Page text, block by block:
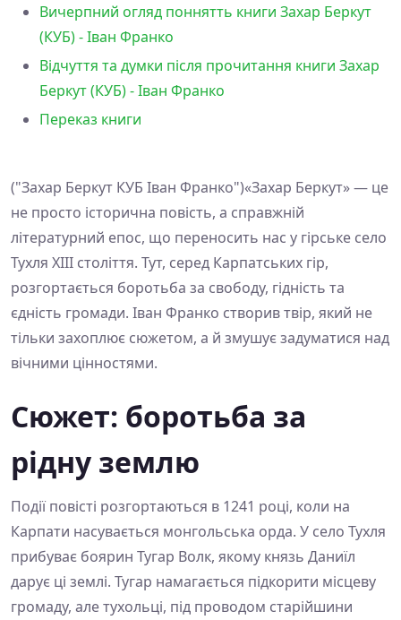
Вичерпний огляд поннятть книги Захар Беркут
(КУБ) - Іван Франко
Відчуття та думки після прочитання книги Захар
Беркут (КУБ) - Іван Франко
Переказ книги
("Захар Беркут КУБ Іван Франко")«Захар Беркут» — це
не просто історична повість, а справжній
літературний епос, що переносить нас у гірське село
Тухля XIII століття. Тут, серед Карпатських гір,
розгортається боротьба за свободу, гідність та
єдність громади. Іван Франко створив твір, який не
тільки захоплює сюжетом, а й змушує задуматися над
вічними цінностями.
Сюжет: боротьба за
рідну землю
Події повісті розгортаються в 1241 році, коли на
Карпати насувається монгольська орда. У село Тухля
прибуває боярин Тугар Волк, якому князь Даниїл
дарує ці землі. Тугар намагається підкорити місцеву
громаду, але тухольці, під проводом старійшини